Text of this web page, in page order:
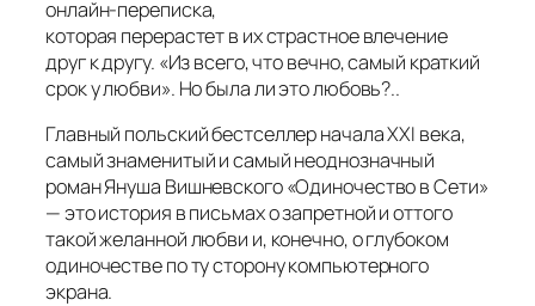
онлайн‑переписка,
которая перерастет в их страстное влечение
друг к другу. «Из всего, что вечно, самый краткий
срок у любви». Но была ли это любовь?..
Главный польский бестселлер начала XXI века,
самый знаменитый и самый неоднозначный
роман Януша Вишневского «Одиночество в Сети»
— это история в письмах о запретной и оттого
такой желанной любви и, конечно, о глубоком
одиночестве по ту сторону компьютерного
экрана.